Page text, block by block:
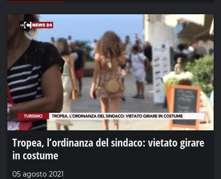
Tropea, l’ordinanza del sindaco: vietato girare
in costume
05 agosto 2021